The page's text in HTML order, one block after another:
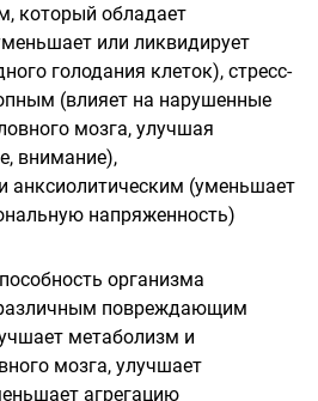
который обладает
или ликвидирует
голодания клеток), стресс-
(влияет на нарушенные
мозга, улучшая
внимание),
анксиолитическим (уменьшает
напряженность)
организма
повреждающим
метаболизм и
мозга, улучшает
агрегацию